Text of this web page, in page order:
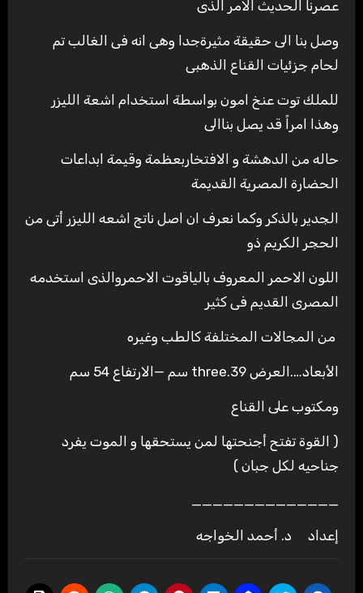
عصرنا الحديث الامر الذى
وصل بنا الى حقيقة مثيرةجدا وهى انه فى الغالب تم
لحام جزئيات القناع الذهبى
للملك توت عنخ امون بواسطة استخدام اشعة الليزر
وهذا امراً قد يصل بناالى
حاله من الدهشة و الافتخاربعظمة وقيمة ابداعات
الحضارة المصرية القديمة
الجدير بالذكر وكما نعرف ان اصل ناتج اشعه الليزر أتى من
الحجر الكريم ذو
اللون الاحمر المعروف بالياقوت الاحمروالذى استخدمه
المصرى القديم فى كثير
من المجالات المختلفة كالطب وغيره
الأبعاد….العرض 39.three سم —الارتفاع 54 سم
ومكتوب على القناع
( القوة تفتح أجنحتها لمن يستحقها و الموت يفرد
جناحيه لكل جبان )
______________
إعداد د. أحمد الخواجه